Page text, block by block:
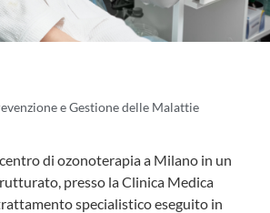
e Gestione delle Malattie
di ozonoterapia a Milano in un
presso la Clinica Medica
specialistico eseguito in